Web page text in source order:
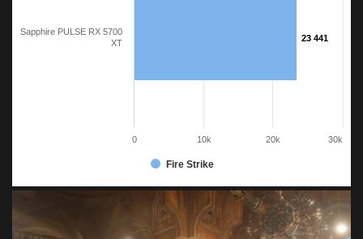
23 441
23 441
Fire Strike
Sapphire PULSE RX 5700
XT
0 10k 20k 30k
3DMark Fire Strike – Sapphire NITRO+ RX 6700 XT: Qualità massima, higher is better
3DMark Fire Strike – Sapphire NITRO+ RX 6700 XT
Fire Strike